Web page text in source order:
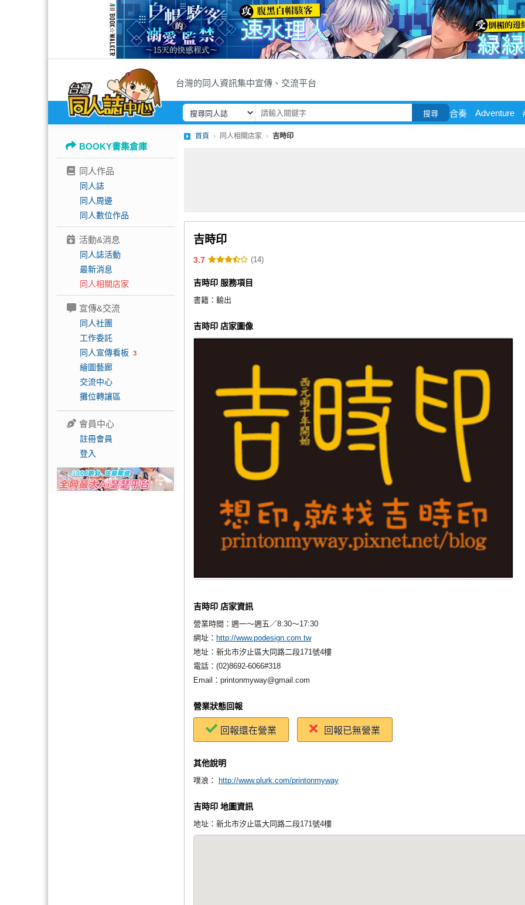
台灣的同人資訊集中宣傳、交流平台
搜尋 合奏 Adventure
BOOKY書集倉庫
同人作品
同人誌
同人周邊
同人數位作品
活動&消息
同人誌活動
最新消息
同人相關店家
宣傳&交流
同人社團
工作委託
同人宣傳看板 3
繪圖藝廊
交流中心
攤位轉讓區
會員中心
註冊會員
登入
首頁 同人相關店家 吉時印
吉時印
3.7 (14)
吉時印 服務項目
書籍： 輸出
吉時印 店家圖像
吉時印 店家資訊
營業時間： 週一～週五／8:30～17:30
網址： http://www.podesign.com.tw
地址： 新北市汐止區大同路二段171號4樓
電話： (02)8692-6066#318
Email： printonmyway@gmail.com
營業狀態回報
回報還在營業 回報已無營業
其他說明
噗浪： http://www.plurk.com/printonmyway
吉時印 地圖資訊
地址：新北市汐止區大同路二段171號4樓